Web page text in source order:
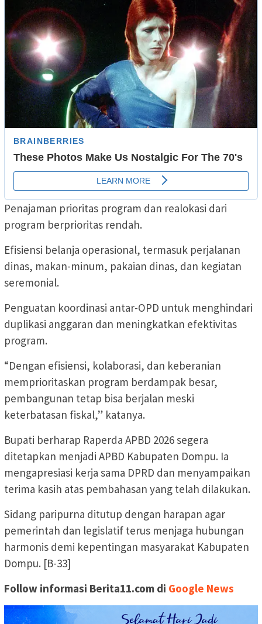
Penajaman prioritas program dan realokasi dari
program berprioritas rendah.
Efisiensi belanja operasional, termasuk perjalanan
dinas, makan-minum, pakaian dinas, dan kegiatan
seremonial.
Penguatan koordinasi antar-OPD untuk menghindari
duplikasi anggaran dan meningkatkan efektivitas
program.
“Dengan efisiensi, kolaborasi, dan keberanian
memprioritaskan program berdampak besar,
pembangunan tetap bisa berjalan meski
keterbatasan fiskal,” katanya.
Bupati berharap Raperda APBD 2026 segera
ditetapkan menjadi APBD Kabupaten Dompu. Ia
mengapresiasi kerja sama DPRD dan menyampaikan
terima kasih atas pembahasan yang telah dilakukan.
Sidang paripurna ditutup dengan harapan agar
pemerintah dan legislatif terus menjaga hubungan
harmonis demi kepentingan masyarakat Kabupaten
Dompu. [B-33]
Follow informasi Berita11.com di Google News